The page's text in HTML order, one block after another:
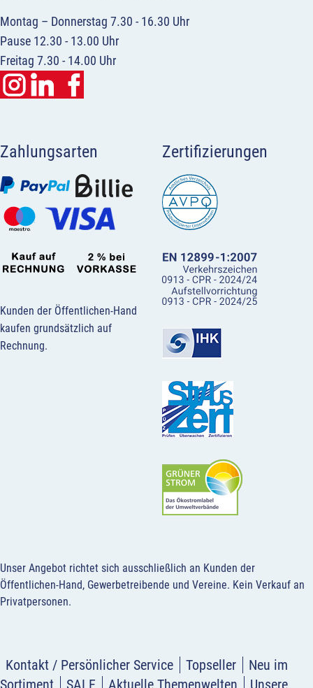
Montag – Donnerstag 7.30 - 16.30 Uhr
Pause 12.30 - 13.00 Uhr
Freitag 7.30 - 14.00 Uhr
Zahlungsarten
Kunden der Öffentlichen-Hand
kaufen grundsätzlich auf
Rechnung.
Zertifizierungen
Unser Angebot richtet sich ausschließlich an Kunden der
Öffentlichen-Hand, Gewerbetreibende und Vereine. Kein Verkauf an
Privatpersonen.
Kontakt / Persönlicher Service Topseller
Neu im
Sortiment
SALE Aktuelle Themenwelten Unsere